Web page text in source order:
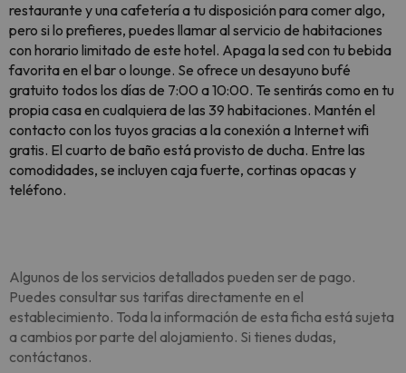
restaurante y una cafetería a tu disposición para comer algo,
pero si lo prefieres, puedes llamar al servicio de habitaciones
con horario limitado de este hotel. Apaga la sed con tu bebida
favorita en el bar o lounge. Se ofrece un desayuno bufé
gratuito todos los días de 7:00 a 10:00. Te sentirás como en tu
propia casa en cualquiera de las 39 habitaciones. Mantén el
contacto con los tuyos gracias a la conexión a Internet wifi
gratis. El cuarto de baño está provisto de ducha. Entre las
comodidades, se incluyen caja fuerte, cortinas opacas y
teléfono.
Algunos de los servicios detallados pueden ser de pago.
Puedes consultar sus tarifas directamente en el
establecimiento. Toda la información de esta ficha está sujeta
a cambios por parte del alojamiento. Si tienes dudas,
contáctanos.